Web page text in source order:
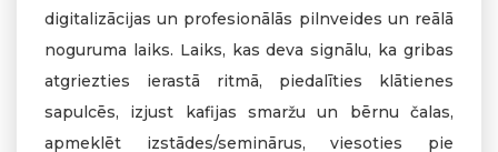
digitalizācijas un profesionālās pilnveides un reālā
noguruma laiks. Laiks, kas deva signālu, ka gribas
atgriezties ierastā ritmā, piedalīties klātienes
sapulcēs, izjust kafijas smaržu un bērnu čalas,
apmeklēt izstādes/seminārus, viesoties pie